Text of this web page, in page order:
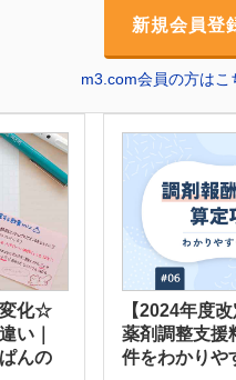
新規会員登
m3.com会員の方はこ
変化☆
い｜
んの
【2024年度
薬剤調整支援
件をわかりや